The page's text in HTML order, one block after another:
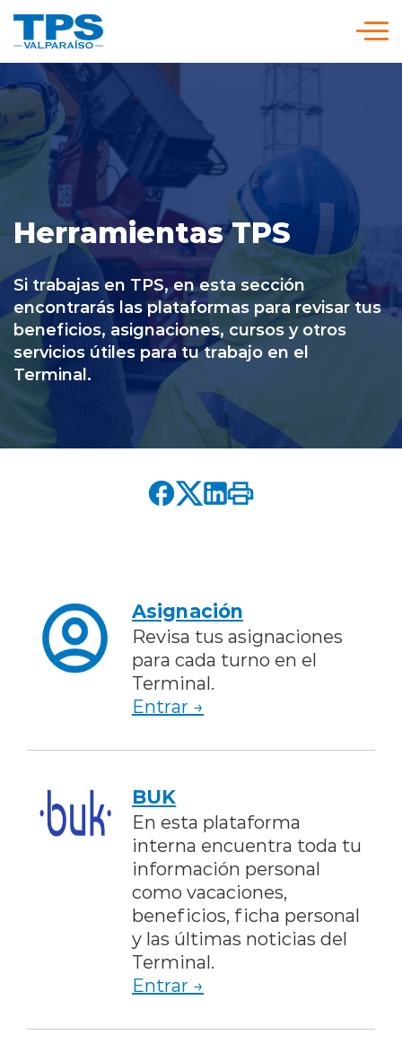
Somos TPS
Nuestra Visión Estratégica
Servicios y Tarifas
Políticas y Procedimientos
Prensa
Herramientas TPS
Si trabajas en TPS, en esta sección
encontrarás las plataformas para revisar tus
beneficios, asignaciones, cursos y otros
servicios útiles para tu trabajo en el
Terminal.
Asignación
Revisa tus asignaciones
para cada turno en el
Terminal.
Entrar →
BUK
En esta plataforma
interna encuentra toda tu
información personal
como vacaciones,
beneficios, ficha personal
y las últimas noticias del
Terminal.
Entrar →